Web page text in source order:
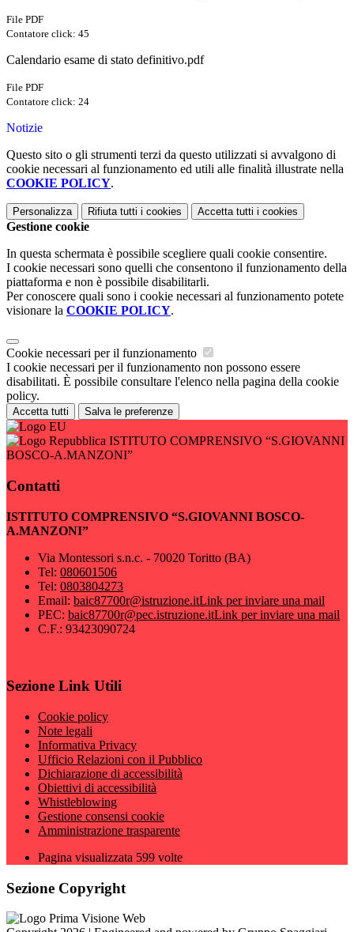
File PDF
Contatore click: 45
Calendario esame di stato definitivo.pdf
File PDF
Contatore click: 24
Notizie
Questo sito o gli strumenti terzi da questo utilizzati si avvalgono di
cookie necessari al funzionamento ed utili alle finalità illustrate nella
COOKIE POLICY.
Personalizza Rifiuta tutti i cookies Accetta tutti i cookies
Gestione cookie
In questa schermata è possibile scegliere quali cookie consentire.
I cookie necessari sono quelli che consentono il funzionamento della
piattaforma e non è possibile disabilitarli.
Per conoscere quali sono i cookie necessari al funzionamento potete
visionare la COOKIE POLICY.
Cookie necessari per il funzionamento
I cookie necessari per il funzionamento non possono essere
disabilitati. È possibile consultare l'elenco nella pagina della cookie
policy.
Accetta tutti Salva le preferenze
ISTITUTO COMPRENSIVO “S.GIOVANNI
BOSCO-A.MANZONI”
Contatti
ISTITUTO COMPRENSIVO “S.GIOVANNI BOSCO-
A.MANZONI”
Via Montessori s.n.c. - 70020 Toritto (BA)
Tel: 080601506
Tel: 0803804273
Email: baic87700r@istruzione.itLink per inviare una mail
PEC: baic87700r@pec.istruzione.itLink per inviare una mail
C.F.: 93423090724
Sezione Link Utili
Cookie policy
Note legali
Informativa Privacy
Ufficio Relazioni con il Pubblico
Dichiarazione di accessibilità
Obiettivi di accessibilità
Whistleblowing
Gestione consensi cookie
Amministrazione trasparente
Pagina visualizzata 599 volte
Sezione Copyright